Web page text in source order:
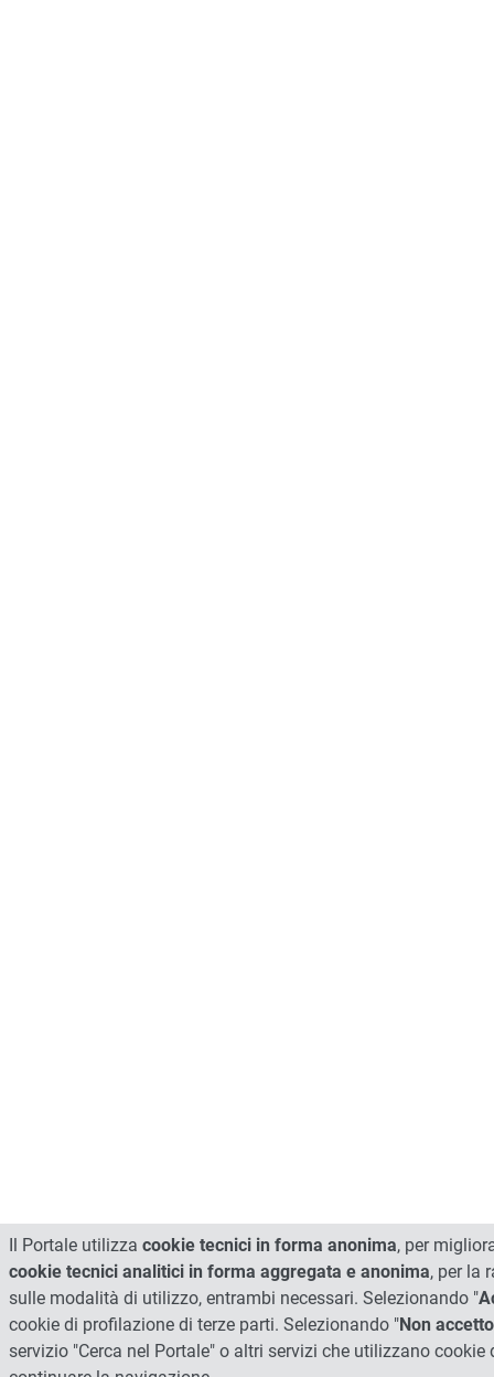
Il Portale utilizza cookie tecnici in forma anonima, per
cookie tecnici analitici in forma aggregata e anonima, per la
sulle modalità di utilizzo, entrambi necessari. Selezionando "
cookie di profilazione di terze parti. Selezionando "Non accetto
servizio "Cerca nel Portale" o altri servizi che utilizzano